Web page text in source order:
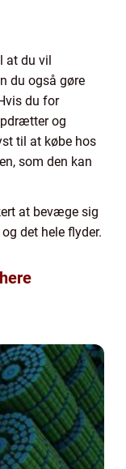
at du vil
du også gøre
du for
og
til at købe hos
som den kan
at bevæge sig
det hele flyder.